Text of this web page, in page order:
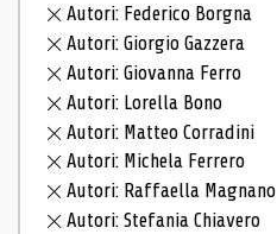
Autori: Federico Borgna
Autori: Giorgio Gazzera
Autori: Giovanna Ferro
Autori: Lorella Bono
Autori: Matteo Corradini
Autori: Michela Ferrero
Autori: Raffaella Magnano
Autori: Stefania Chiavero